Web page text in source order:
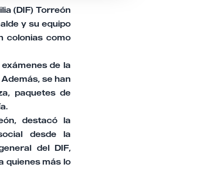
(DIF) Torreón
y su equipo
colonias como
de la
se han
paquetes de
destacó la
desde la
del DIF,
quienes más lo